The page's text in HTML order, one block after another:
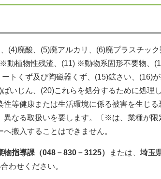
(4)廃酸、(5)廃アルカリ、(6)廃プラスチッ
植物性残渣、(11) ※動物系固形不要物、
トくず及び陶磁器くず、(15)鉱さい、(16)
いじん、(20)これらを処分するために処理
性等健康または生活環境に係る被害を生じ
異なる取扱いを要します。〔※は、業種が限
搬入することはできません。
物指導課（048－830－3125） または、 埼玉
わせください。